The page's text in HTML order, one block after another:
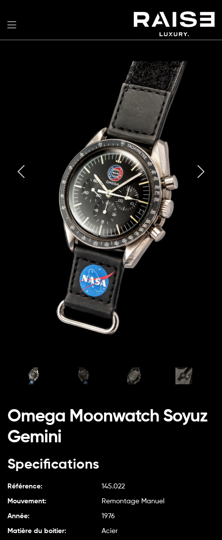
Omega Moonwatch Soyuz
Gemini
Specifications
Référence: 145.022
Mouvement: Remontage Manuel
Année: 1976
Matière du boitier: Acier